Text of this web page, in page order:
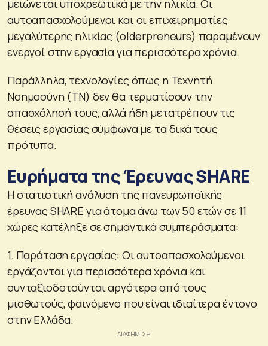
μειώνεται υποχρεωτικά με την ηλικία. Οι
αυτοαπασχολούμενοι και οι επιχειρηματίες
μεγαλύτερης ηλικίας (olderpreneurs) παραμένουν
ενεργοί στην εργασία για περισσότερα χρόνια.
Παράλληλα, τεχνολογίες όπως η Τεχνητή
Νοημοσύνη (ΤΝ) δεν θα τερματίσουν την
απασχόλησή τους, αλλά ήδη μετατρέπουν τις
θέσεις εργασίας σύμφωνα με τα δικά τους
πρότυπα.
Ευρήματα της Έρευνας SHARE
Η στατιστική ανάλυση της πανευρωπαϊκής
έρευνας SHARE για άτομα άνω των 50 ετών σε 11
χώρες κατέληξε σε σημαντικά συμπεράσματα:
1. Παράταση εργασίας: Οι αυτοαπασχολούμενοι
εργάζονται για περισσότερα χρόνια και
συνταξιοδοτούνται αργότερα από τους
μισθωτούς, φαινόμενο που είναι ιδιαίτερα έντονο
στην Ελλάδα.